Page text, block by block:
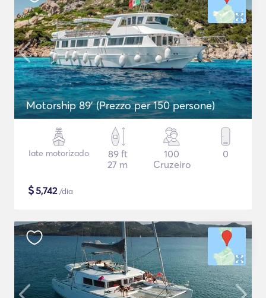
Motorship 89' (Prezzo per 150 persone)
Iate motorizado
89 ft
27 m
100
Cruzeiro
0
$5,742/dia